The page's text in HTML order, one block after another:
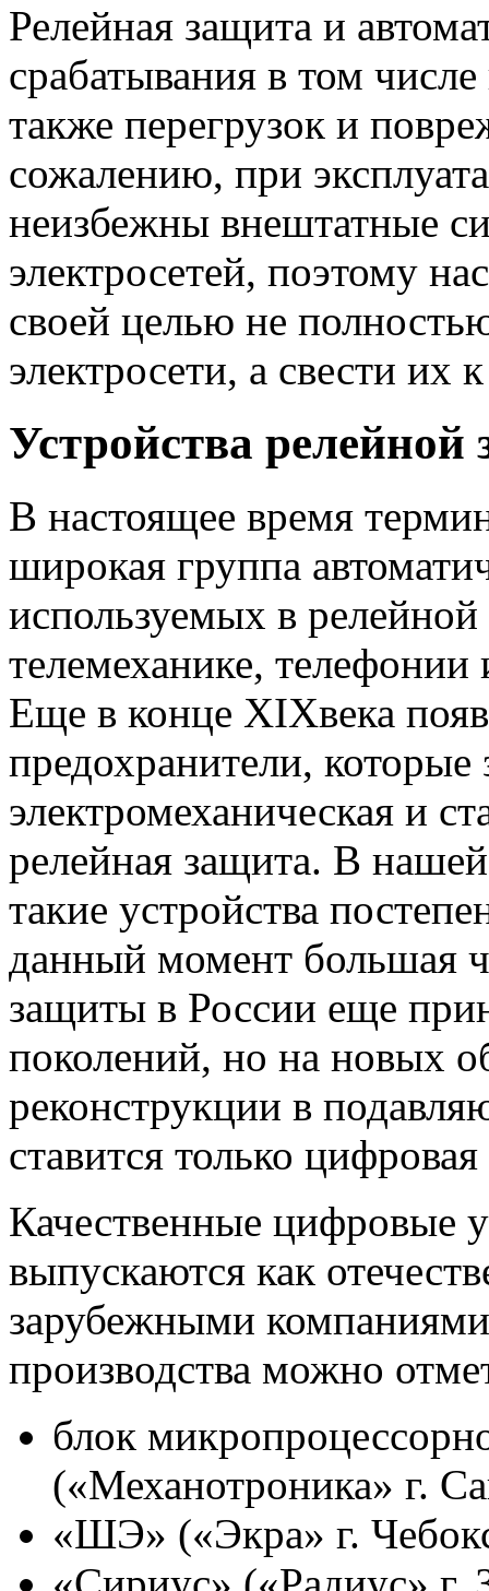
Релейная защита и
срабатывания в том
также перегрузок и
сожалению, при
неизбежны внештатные
электросетей, поэтому
своей целью не
электросети, а свести их
Устройства
В настоящее время
широкая группа
используемых в релейной
телемеханике, телефонии
Еще в конце XIXвека
предохранители, которые
электромеханическая и
релейная защита. В
такие устройства
данный момент большая
защиты в России еще
поколений, но на новых
реконструкции в
ставится только
Качественные цифровые
выпускаются как
зарубежными
производства можно
блок
(«Механотроника» г.
«ШЭ» («Экра» г.